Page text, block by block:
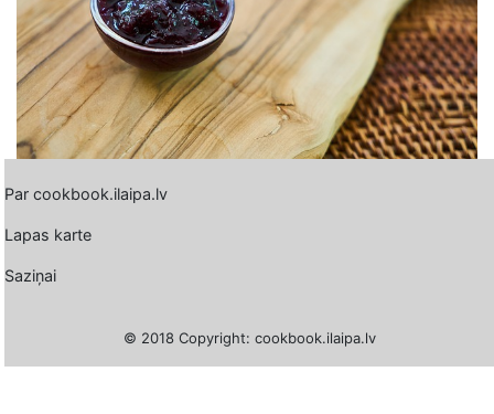
Par cookbook.ilaipa.lv
Lapas karte
Saziņai
© 2018 Copyright: cookbook.ilaipa.lv